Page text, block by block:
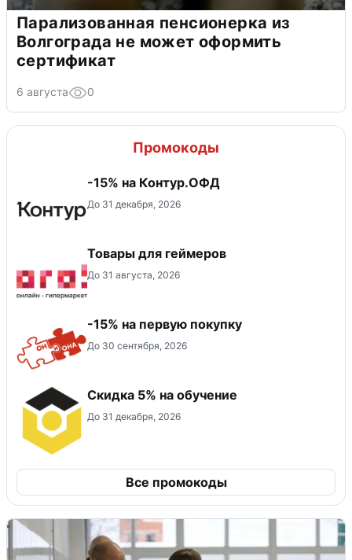
Парализованная пенсионерка из
Волгограда не может оформить
сертификат
6 августа 0
Промокоды
-15% на Контур.ОФД
До 31 декабря, 2026
Товары для геймеров
До 31 августа, 2026
-15% на первую покупку
До 30 сентября, 2026
Скидка 5% на обучение
До 31 декабря, 2026
Все промокоды